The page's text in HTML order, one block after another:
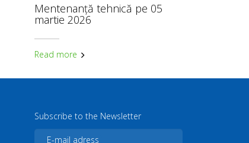
Mentenanță tehnică pe 05
martie 2026
Read more
Subscribe to the Newsletter